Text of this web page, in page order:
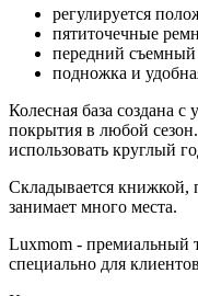
регулируется
пятиточечные
передний съемный
подножка и
Колесная база создана
покрытия в любой
использовать круглый
Складывается книжкой,
занимает много места.
Luxmom - премиальный
специально для